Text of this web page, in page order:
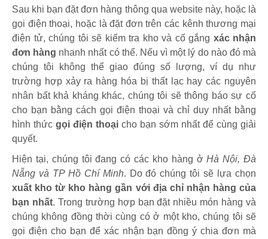
Sau khi bạn đặt đơn hàng thông qua website này, hoặc là
gọi điện thoại, hoặc là đặt đơn trên các kênh thương mại
điện tử, chúng tôi sẽ kiểm tra kho và cố gắng xác nhận
đơn hàng nhanh nhất có thể. Nếu vì một lý do nào đó mà
chúng tôi không thể giao đúng số lượng, ví dụ như
trường hợp xảy ra hàng hóa bị thất lạc hay các nguyên
nhân bất khả kháng khác, chúng tôi sẽ thông báo sự cố
cho bạn bằng cách gọi điện thoại và chỉ duy nhất bằng
hình thức gọi điện thoại cho bạn sớm nhất để cùng giải
quyết.
Hiện tại, chúng tôi đang có các kho hàng ởHà Nội, Đà
Nẵng và TP Hồ Chí Minh. Do đó chúng tôi sẽ lựa chọn
xuất kho từ kho hàng gần với địa chỉ nhận hàng của
bạn nhất. Trong trường hợp bạn đặt nhiều món hàng và
chúng không đồng thời cùng có ở một kho, chúng tôi sẽ
gọi điện cho bạn để xác nhận bạn đồng ý chia đơn mà